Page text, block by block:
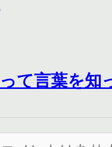
って言葉を